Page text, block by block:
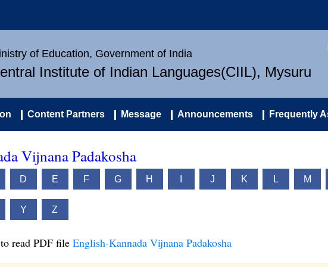
of Education, Government of India
Institute of Indian Languages(CIIL), Mysuru
Content Partners Message Announcements Frequently
Vijnana Padakosha
D E F G H J K L M
Y Z
read PDF file English-Kannada Vijnana Padakosha